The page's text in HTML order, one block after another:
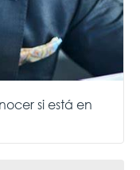
si está en